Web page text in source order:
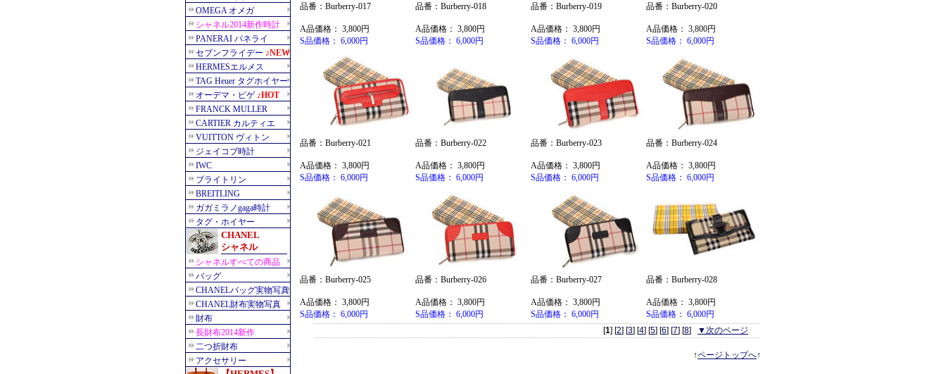
品番：Burberry-017
A品価格： 3,800円
S品価格： 6,000円
品番：Burberry-018
A品価格： 3,800円
S品価格： 6,000円
品番：Burberry-019
A品価格： 3,800円
S品価格： 6,000円
品番：Burberry-020
A品価格： 3,800円
S品価格： 6,000円
品番：Burberry-021
A品価格： 3,800円
S品価格： 6,000円
品番：Burberry-022
A品価格： 3,800円
S品価格： 6,000円
品番：Burberry-023
A品価格： 3,800円
S品価格： 6,000円
品番：Burberry-024
A品価格： 3,800円
S品価格： 6,000円
品番：Burberry-025
A品価格： 3,800円
S品価格： 6,000円
品番：Burberry-026
A品価格： 3,800円
S品価格： 6,000円
品番：Burberry-027
A品価格： 3,800円
S品価格： 6,000円
品番：Burberry-028
A品価格： 3,800円
S品価格： 6,000円
[1] [2] [3] [4] [5] [6] [7] [8] ▼次のページ
↑ページトップへ↑